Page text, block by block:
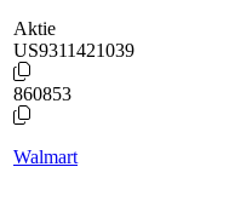
Aktie
US9311421039
860853
Walmart